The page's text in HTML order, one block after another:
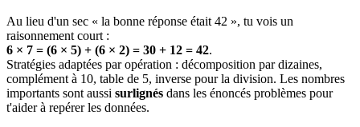
Au lieu d'un sec « la bonne réponse était 42 », tu vois un
raisonnement court :
6 × 7 = (6 × 5) + (6 × 2) = 30 + 12 = 42.
Stratégies adaptées par opération : décomposition par dizaines,
complément à 10, table de 5, inverse pour la division. Les nombres
importants sont aussi surlignés dans les énoncés problèmes pour
t'aider à repérer les données.